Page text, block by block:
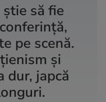
să fie
pe scenă.
și
dur, japcă